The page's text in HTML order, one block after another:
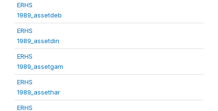
ERHS
1989_assetdeb
ERHS
1989_assetdin
ERHS
1989_assetgam
ERHS
1989_assethar
ERHS